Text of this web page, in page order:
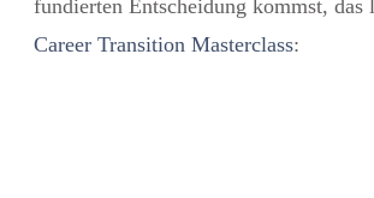
fundierten Entscheidung kommst, das
Career Transition Masterclass: